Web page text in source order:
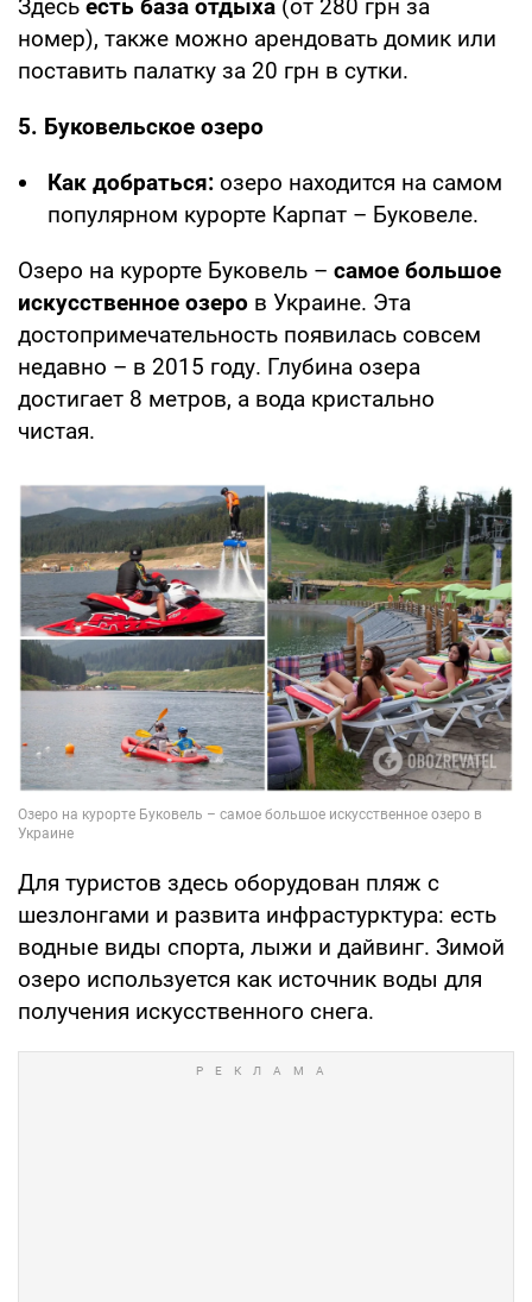
Здесь есть база отдыха (от 280 грн за
номер), также можно арендовать домик или
поставить палатку за 20 грн в сутки.
5. Буковельское озеро
Как добраться: озеро находится на самом
популярном курорте Карпат – Буковеле.
Озеро на курорте Буковель – самое большое
искусственное озеро в Украине. Эта
достопримечательность появилась совсем
недавно – в 2015 году. Глубина озера
достигает 8 метров, а вода кристально
чистая.
Для туристов здесь оборудован пляж с
шезлонгами и развита инфрастурктура: есть
водные виды спорта, лыжи и дайвинг. Зимой
озеро используется как источник воды для
получения искусственного снега.